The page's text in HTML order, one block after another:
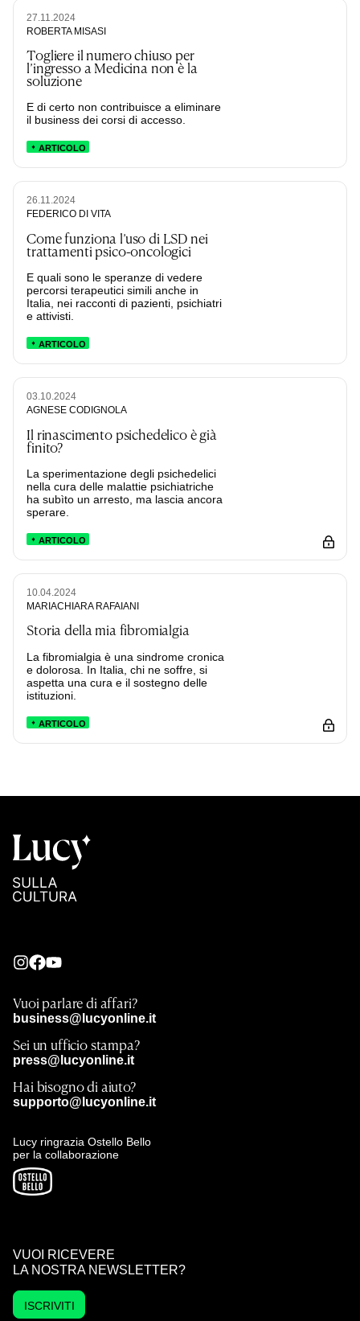
27.11.2024
ROBERTA MISASI
Togliere il numero chiuso per
l’ingresso a Medicina non è la
soluzione
E di certo non contribuisce a eliminare
il business dei corsi di accesso.
ARTICOLO
26.11.2024
FEDERICO DI VITA
Come funziona l’uso di LSD nei
trattamenti psico-oncologici
E quali sono le speranze di vedere
percorsi terapeutici simili anche in
Italia, nei racconti di pazienti, psichiatri
e attivisti.
ARTICOLO
03.10.2024
AGNESE CODIGNOLA
Il rinascimento psichedelico è già
finito?
La sperimentazione degli psichedelici
nella cura delle malattie psichiatriche
ha subìto un arresto, ma lascia ancora
sperare.
ARTICOLO
10.04.2024
MARIACHIARA RAFAIANI
Storia della mia fibromialgia
La fibromialgia è una sindrome cronica
e dolorosa. In Italia, chi ne soffre, si
aspetta una cura e il sostegno delle
istituzioni.
ARTICOLO
Vuoi parlare di affari?
business@lucyonline.it
Sei un ufficio stampa?
press@lucyonline.it
Hai bisogno di aiuto?
supporto@lucyonline.it
Lucy ringrazia Ostello Bello
per la collaborazione
VUOI RICEVERE
LA NOSTRA NEWSLETTER?
ISCRIVITI